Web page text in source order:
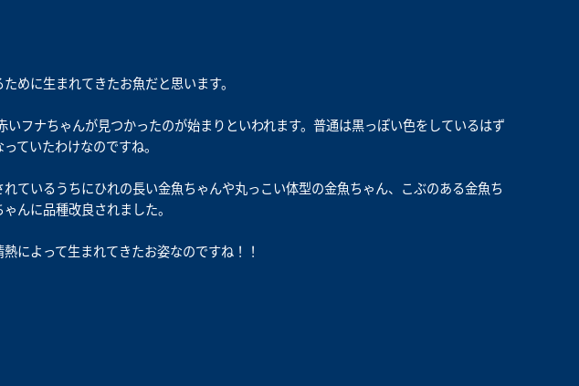
めに生まれてきたお魚だと思います。
フナちゃんが見つかったのが始まりといわれます。普通は黒っぽい色をしているはず
ていたわけなのですね。
ているうちにひれの長い金魚ちゃんや丸っこい体型の金魚ちゃん、こぶのある金魚ち
んに品種改良されました。
によって生まれてきたお姿なのですね！！